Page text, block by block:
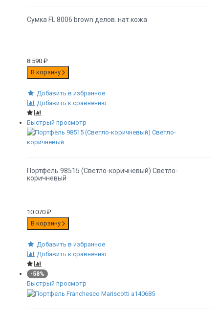
Сумка FL 8006 brown делов. нат.кожа
8 590 ₽
В корзину
Добавить в избранное
Добавить к сравнению
Быстрый просмотр
Портфель 98515 (Светло-коричневый) Светло-
коричневый
10 070 ₽
В корзину
Добавить в избранное
Добавить к сравнению
-58%
Быстрый просмотр